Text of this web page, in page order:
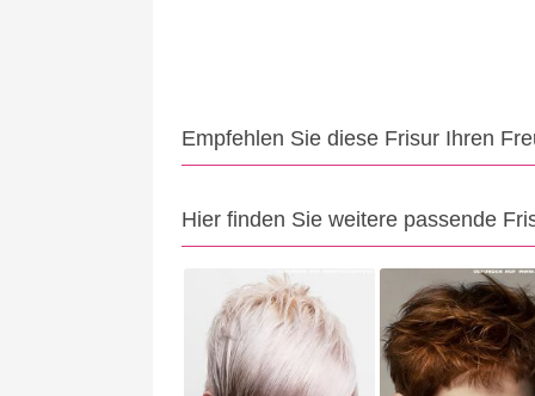
Empfehlen Sie diese Frisur Ihren
Hier finden Sie weitere passende